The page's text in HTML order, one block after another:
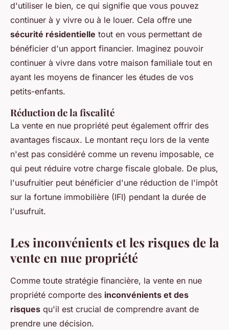
d'utiliser le bien, ce qui signifie que vous pouvez
continuer à y vivre ou à le louer. Cela offre une
sécurité résidentielle tout en vous permettant de
bénéficier d'un apport financier. Imaginez pouvoir
continuer à vivre dans votre maison familiale tout en
ayant les moyens de financer les études de vos
petits-enfants.
Réduction de la fiscalité
La vente en nue propriété peut également offrir des
avantages fiscaux. Le montant reçu lors de la vente
n'est pas considéré comme un revenu imposable, ce
qui peut réduire votre charge fiscale globale. De plus,
l'usufruitier peut bénéficier d'une réduction de l'impôt
sur la fortune immobilière (IFI) pendant la durée de
l'usufruit.
Les inconvénients et les risques de la
vente en nue propriété
Comme toute stratégie financière, la vente en nue
propriété comporte des inconvénients et des
risques qu'il est crucial de comprendre avant de
prendre une décision.